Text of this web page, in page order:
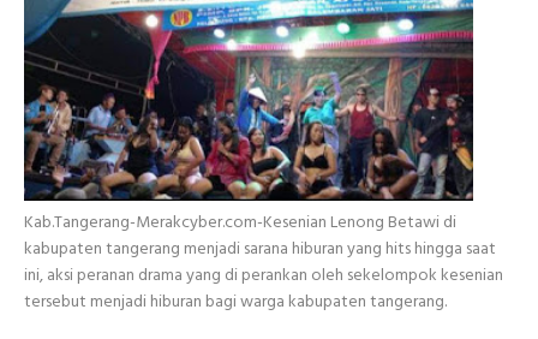
Kab.Tangerang-Merakcyber.com-Kesenian Lenong Betawi di
kabupaten tangerang menjadi sarana hiburan yang hits hingga saat
ini, aksi peranan drama yang di perankan oleh sekelompok kesenian
tersebut menjadi hiburan bagi warga kabupaten tangerang.